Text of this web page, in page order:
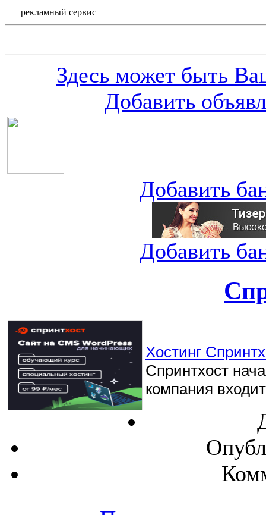
рекламный сервис
Здесь может быть
Добавить
Добавить
Добавить
Хостинг
Спринтхост
компания